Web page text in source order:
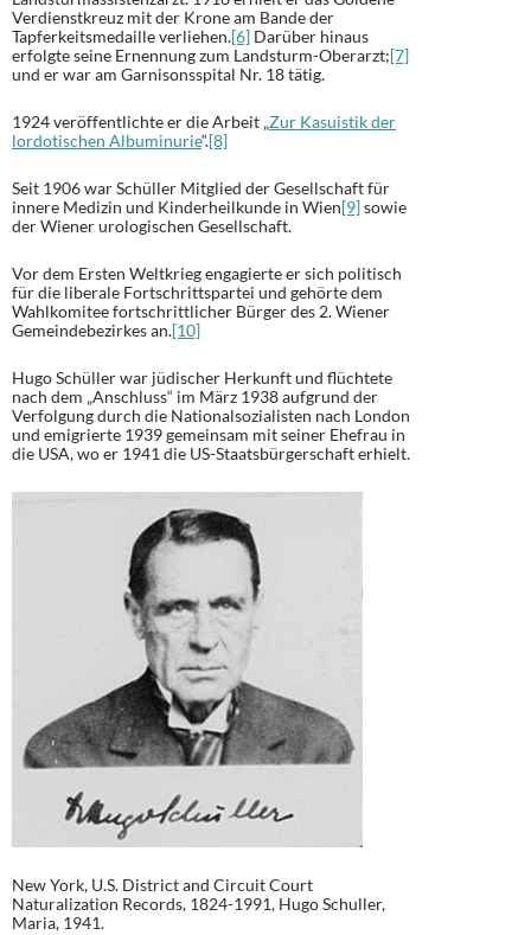
Verdienstkreuz mit der Krone am Bande der
Tapferkeitsmedaille verliehen.[6] Darüber hinaus
erfolgte seine Ernennung zum Landsturm-Oberarzt;[7]
und er war am Garnisonsspital Nr. 18 tätig.
1924 veröffentlichte er die Arbeit „Zur Kasuistik der
lordotischen Albuminurie“.[8]
Seit 1906 war Schüller Mitglied der Gesellschaft für
innere Medizin und Kinderheilkunde in Wien[9]sowie
der Wiener urologischen Gesellschaft.
Vor dem Ersten Weltkrieg engagierte er sich politisch
für die liberale Fortschrittspartei und gehörte dem
Wahlkomitee fortschrittlicher Bürger des 2. Wiener
Gemeindebezirkes an.[10]
Hugo Schüller war jüdischer Herkunft und flüchtete
nach dem „Anschluss“ im März 1938 aufgrund der
Verfolgung durch die Nationalsozialisten nach London
und emigrierte 1939 gemeinsam mit seiner Ehefrau in
die USA, wo er 1941 die US-Staatsbürgerschaft erhielt.
New York, U.S. District and Circuit Court
Naturalization Records, 1824-1991, Hugo Schuller,
Maria, 1941.